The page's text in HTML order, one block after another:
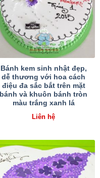
Bánh kem sinh nhật đẹp,
dễ thương với hoa cách
điệu đa sắc bắt trên mặt
bánh và khuôn bánh tròn
màu trắng xanh lá
Liên hệ